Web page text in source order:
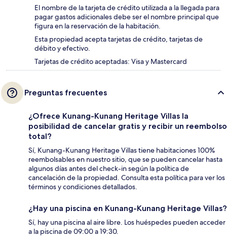
El nombre de la tarjeta de crédito utilizada a la llegada para
pagar gastos adicionales debe ser el nombre principal que
figura en la reservación de la habitación.
Esta propiedad acepta tarjetas de crédito, tarjetas de
débito y efectivo.
Tarjetas de crédito aceptadas: Visa y Mastercard
Preguntas frecuentes
¿Ofrece Kunang-Kunang Heritage Villas la
posibilidad de cancelar gratis y recibir un reembolso
total?
Sí, Kunang-Kunang Heritage Villas tiene habitaciones 100%
reembolsables en nuestro sitio, que se pueden cancelar hasta
algunos días antes del check-in según la política de
cancelación de la propiedad. Consulta esta política para ver los
términos y condiciones detallados.
¿Hay una piscina en Kunang-Kunang Heritage Villas?
Sí, hay una piscina al aire libre. Los huéspedes pueden acceder
a la piscina de 09:00 a 19:30.